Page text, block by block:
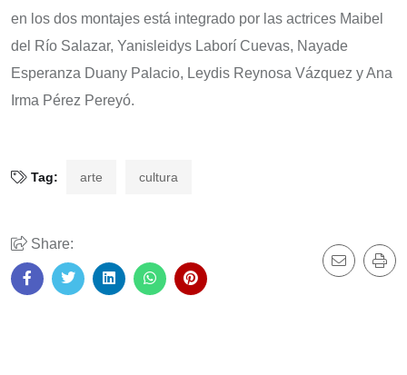
en los dos montajes está integrado por las actrices Maibel
del Río Salazar, Yanisleidys Laborí Cuevas, Nayade
Esperanza Duany Palacio, Leydis Reynosa Vázquez y Ana
Irma Pérez Pereyó.
Tag: arte cultura
Share: